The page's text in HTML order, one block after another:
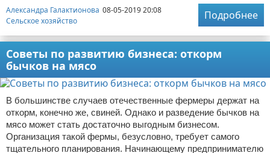
Александра Галактионова 08-05-2019 20:08
Сельское хозяйство
Подробнее
Советы по развитию бизнеса: откорм
бычков на мясо
В большинстве случаев отечественные фермеры держат на
откорм, конечно же, свиней. Однако и разведение бычков на
мясо может стать достаточно выгодным бизнесом.
Организация такой фермы, безусловно, требует самого
тщательного планирования. Начинающему предпринимателю